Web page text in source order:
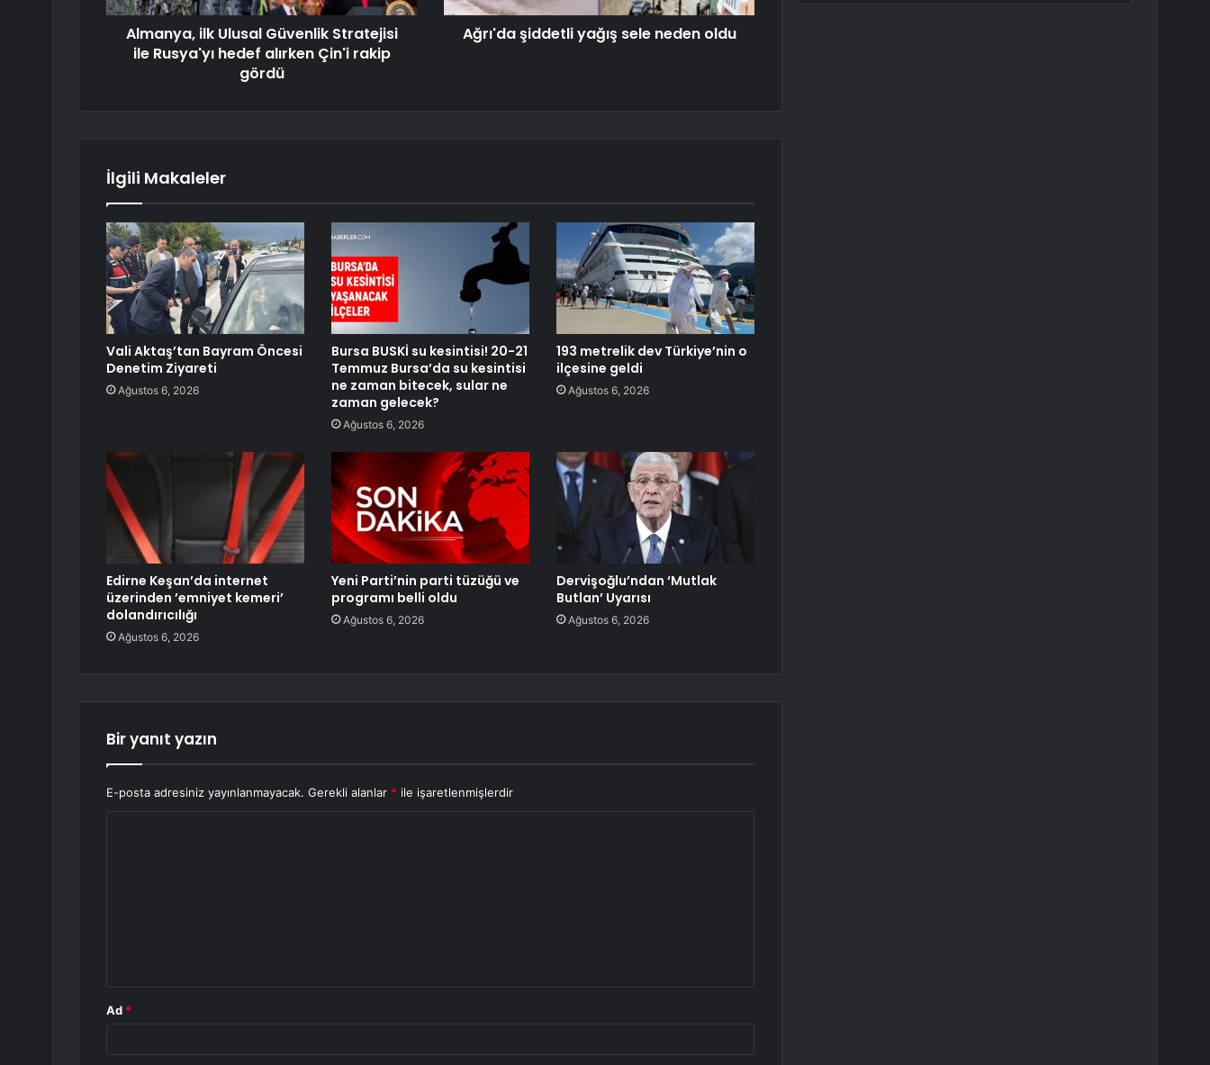
Almanya, ilk Ulusal Güvenlik Stratejisi
ile Rusya'yı hedef alırken Çin'i rakip
gördü
Ağrı'da şiddetli yağış sele neden oldu
İlgili Makaleler
Vali Aktaş’tan Bayram Öncesi
Denetim Ziyareti
Ağustos 6, 2026
Bursa BUSKİ su kesintisi! 20-21
Temmuz Bursa’da su kesintisi
ne zaman bitecek, sular ne
zaman gelecek?
Ağustos 6, 2026
193 metrelik dev Türkiye’nin o
ilçesine geldi
Ağustos 6, 2026
Edirne Keşan’da internet
üzerinden ’emniyet kemeri’
dolandırıcılığı
Ağustos 6, 2026
Yeni Parti’nin parti tüzüğü ve
programı belli oldu
Ağustos 6, 2026
Dervişoğlu’ndan ‘Mutlak
Butlan’ Uyarısı
Ağustos 6, 2026
Bir yanıt yazın
E-posta adresiniz yayınlanmayacak. Gerekli alanlar * ile işaretlenmişlerdir
Ad *